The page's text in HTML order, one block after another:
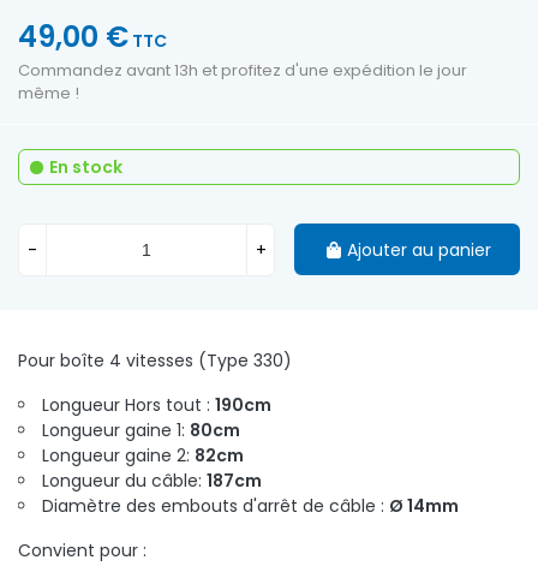
Pour boîte 4 vitesses (Type 330)
Longueur Hors tout : 190cm
Longueur gaine 1: 80cm
Longueur gaine 2: 82cm
Longueur du câble: 187cm
Diamètre des embouts d'arrêt de câble : Ø 14mm
Convient pour :
49,00 € TTC
Commandez avant 13h et profitez d'une expédition le jour
même !
En stock
- + Ajouter au panier